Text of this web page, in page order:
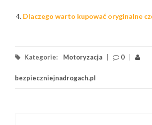
Dlaczego warto kupować oryginalne
Kategorie: Motoryzacja 0
bezpieczniejnadrogach.pl